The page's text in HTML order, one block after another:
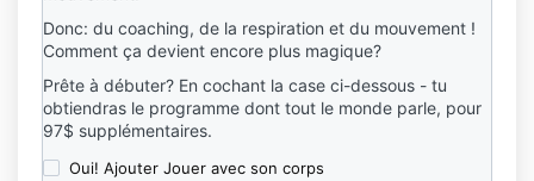
Donc: du coaching, de la respiration et du mouvement !
Comment ça devient encore plus magique?
Prête à débuter? En cochant la case ci-dessous - tu
obtiendras le programme dont tout le monde parle, pour
97$ supplémentaires.
Oui! Ajouter Jouer avec son corps